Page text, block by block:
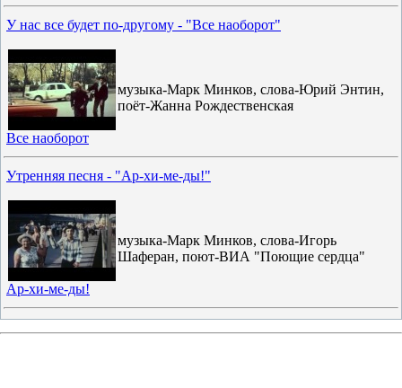
У нас все будет по-другому - "Все наоборот"
музыка-Марк Минков, слова-Юрий Энтин,
поёт-Жанна Рождественская
Все наоборот
Утренняя песня - "Ар-хи-ме-ды!"
музыка-Марк Минков, слова-Игорь
Шаферан, поют-ВИА "Поющие сердца"
Ар-хи-ме-ды!